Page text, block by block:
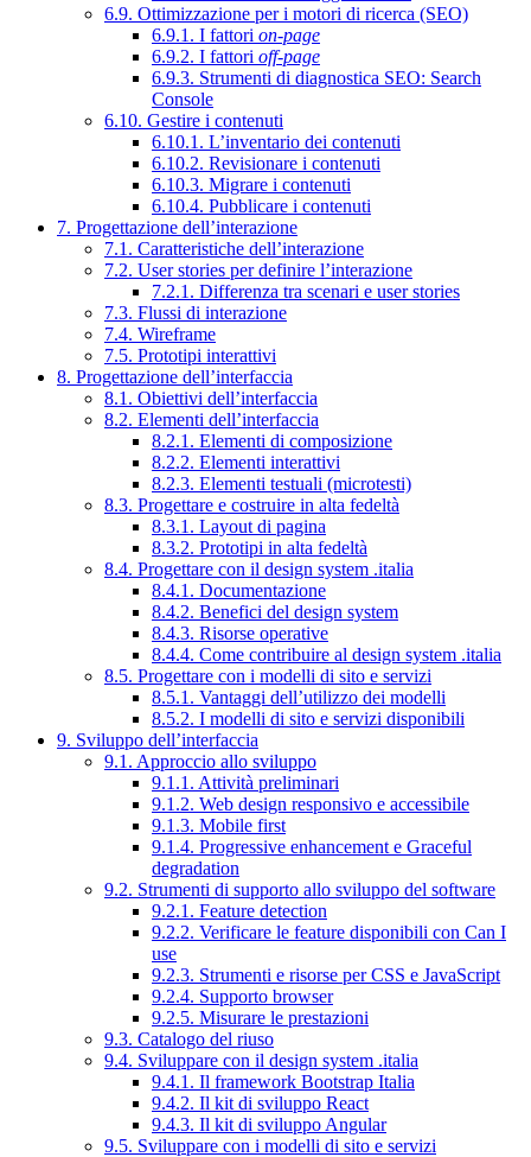
6.9. Ottimizzazione per i motori di ricerca (SEO)
6.9.1. I fattori on-page
6.9.2. I fattori off-page
6.9.3. Strumenti di diagnostica SEO: Search
Console
6.10. Gestire i contenuti
6.10.1. L’inventario dei contenuti
6.10.2. Revisionare i contenuti
6.10.3. Migrare i contenuti
6.10.4. Pubblicare i contenuti
7. Progettazione dell’interazione
7.1. Caratteristiche dell’interazione
7.2. User stories per definire l’interazione
7.2.1. Differenza tra scenari e user stories
7.3. Flussi di interazione
7.4. Wireframe
7.5. Prototipi interattivi
8. Progettazione dell’interfaccia
8.1. Obiettivi dell’interfaccia
8.2. Elementi dell’interfaccia
8.2.1. Elementi di composizione
8.2.2. Elementi interattivi
8.2.3. Elementi testuali (microtesti)
8.3. Progettare e costruire in alta fedeltà
8.3.1. Layout di pagina
8.3.2. Prototipi in alta fedeltà
8.4. Progettare con il design system .italia
8.4.1. Documentazione
8.4.2. Benefici del design system
8.4.3. Risorse operative
8.4.4. Come contribuire al design system .italia
8.5. Progettare con i modelli di sito e servizi
8.5.1. Vantaggi dell’utilizzo dei modelli
8.5.2. I modelli di sito e servizi disponibili
9. Sviluppo dell’interfaccia
9.1. Approccio allo sviluppo
9.1.1. Attività preliminari
9.1.2. Web design responsivo e accessibile
9.1.3. Mobile first
9.1.4. Progressive enhancement e Graceful
degradation
9.2. Strumenti di supporto allo sviluppo del software
9.2.1. Feature detection
9.2.2. Verificare le feature disponibili con Can I
use
9.2.3. Strumenti e risorse per CSS e JavaScript
9.2.4. Supporto browser
9.2.5. Misurare le prestazioni
9.3. Catalogo del riuso
9.4. Sviluppare con il design system .italia
9.4.1. Il framework Bootstrap Italia
9.4.2. Il kit di sviluppo React
9.4.3. Il kit di sviluppo Angular
9.5. Sviluppare con i modelli di sito e servizi